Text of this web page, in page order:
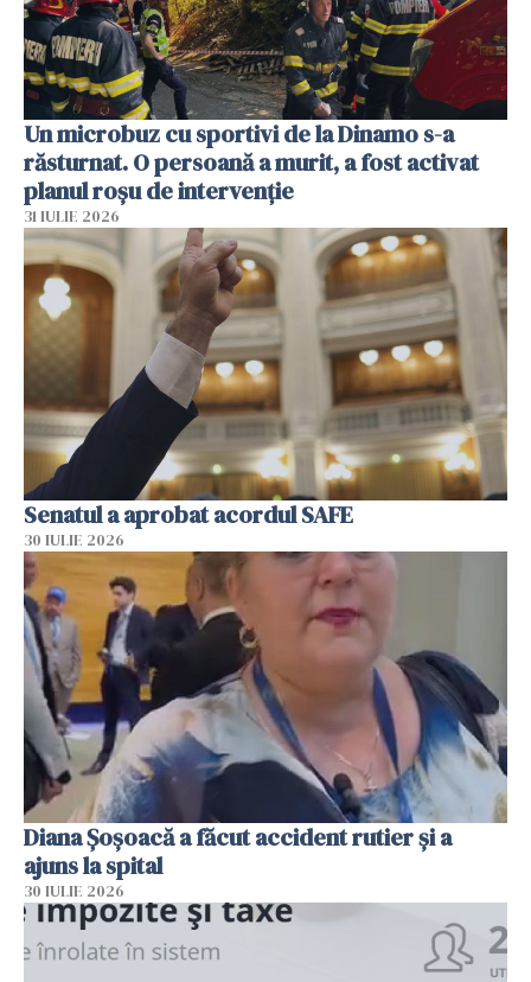
Un microbuz cu sportivi de la Dinamo s-a
răsturnat. O persoană a murit, a fost activat
planul roșu de intervenție
31 IULIE 2026
Senatul a aprobat acordul SAFE
30 IULIE 2026
Diana Șoșoacă a făcut accident rutier și a
ajuns la spital
30 IULIE 2026